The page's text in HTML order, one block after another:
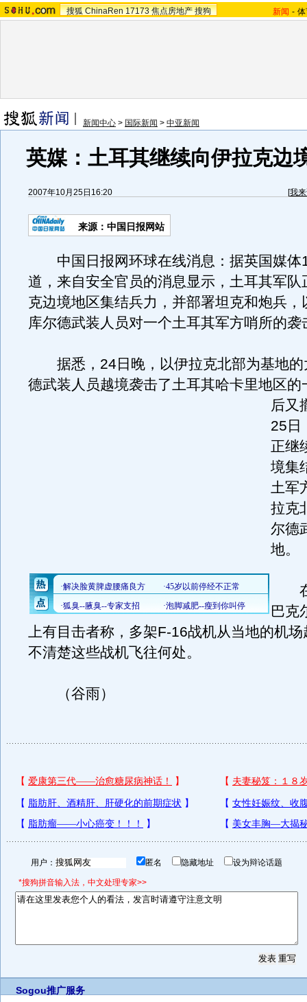
搜狐 ChinaRen 17173 焦点房地产 搜狗 新闻 -
新闻中心 > 国际新闻 > 中亚新闻
英媒：土耳其继续向伊拉克边
2007年10月25日16:20 [我
来源：中国日报网站
中国日报网环球在线消息：据英国媒体
道，来自安全官员的消息显示，土耳其军队
克边境地区集结兵力，并部署坦克和炮兵，
库尔德武装人员对一个土耳其军方哨所的袭
据悉，24日晚，以伊拉克北部为基地的
德武装人员越境袭击了土耳其哈卡里地区的
后又
25日
正继
境集
土军
拉克
尔德
地。
在
巴克
上有目击者称，多架F-16战机从当地的机
不清楚这些战机飞往何处。
（谷雨）
用户： 匿名 隐藏地址 设为辩论话题
*搜狗拼音输入法，中文处理专家>>
Sogou推广服务